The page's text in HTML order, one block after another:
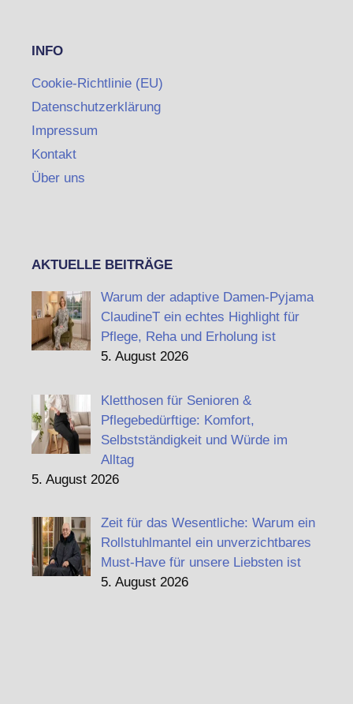
INFO
Cookie-Richtlinie (EU)
Datenschutzerklärung
Impressum
Kontakt
Über uns
AKTUELLE BEITRÄGE
Warum der adaptive Damen-Pyjama
ClaudineT ein echtes Highlight für
Pflege, Reha und Erholung ist
5. August 2026
Kletthosen für Senioren &
Pflegebedürftige: Komfort,
Selbstständigkeit und Würde im
Alltag
5. August 2026
Zeit für das Wesentliche: Warum ein
Rollstuhlmantel ein unverzichtbares
Must-Have für unsere Liebsten ist
5. August 2026